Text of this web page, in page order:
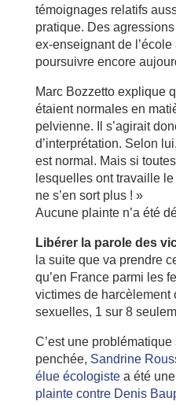
témoignages relatifs
pratique. Des
ex-enseignant de
poursuivre encore
Marc Bozzetto explique
étaient normales en
pelvienne. Il s’agirait
d’interprétation. Selon
est normal. Mais si
lesquelles ont travaille
ne s’en sort plus ! »
Aucune plainte n’a été
Libérer la parole des
la suite que va prendre
qu’en France parmi les
victimes de harcèlement
sexuelles, 1 sur 8
C’est une problématique
penchée, Sandrine
élue écologistea été une
plainte contre Denis